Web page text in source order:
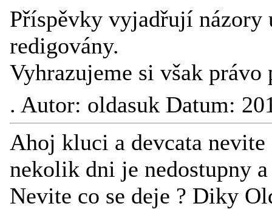
Příspěvky vyjadřují názory
redigovány.
Vyhrazujeme si však
. Autor: oldasuk Datum:
Ahoj kluci a devcata
nekolik dni je nedostupny
Nevite co se deje ? Diky